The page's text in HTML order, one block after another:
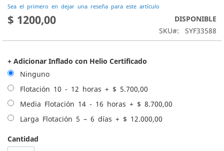
Sea el primero en dejar una reseña para este artículo
$ 1200,00 DISPONIBLE
SKU SYF33588
+ Adicionar Inflado con Helio Certificado
Ninguno
Flotación 10 - 12 horas + $ 5.700,00
Media Flotación 14 - 16 horas + $ 8.700,00
Larga Flotación 5 – 6 días + $ 12.000,00
Cantidad
imágenes